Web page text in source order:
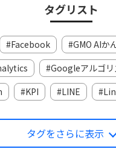
タグリスト
Facebook
GMO AIか
Googleアルゴリ
KPI LINE
タグをさらに表示